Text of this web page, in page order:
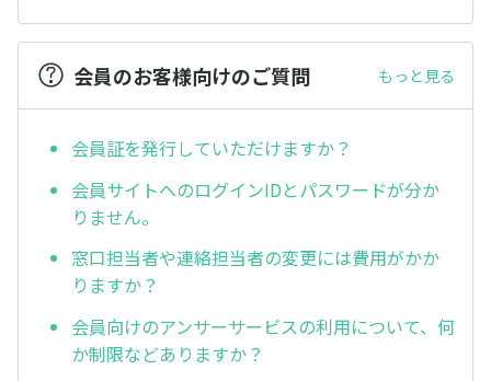
会員のお客様向けのご質問 もっと見る
会員証を発行していただけますか？
会員サイトへのログインIDとパスワードが分か
りません。
窓口担当者や連絡担当者の変更には費用がかか
りますか？
会員向けのアンサーサービスの利用について、何
か制限などありますか？